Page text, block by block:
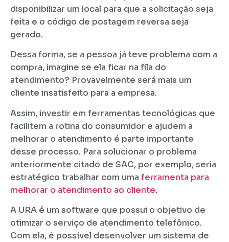
disponibilizar um local para que a solicitação seja
feita e o código de postagem reversa seja
gerado.
Dessa forma, se a pessoa já teve problema com a
compra, imagine se ela ficar na fila do
atendimento? Provavelmente será mais um
cliente insatisfeito para a empresa.
Assim, investir em ferramentas tecnológicas que
facilitem a rotina do consumidor e ajudem a
melhorar o atendimento é parte importante
desse processo. Para solucionar o problema
anteriormente citado de SAC, por exemplo, seria
estratégico trabalhar com uma ferramenta para
melhorar o atendimento ao cliente.
A URA é um software que possui o objetivo de
otimizar o serviço de atendimento telefônico.
Com ela, é possível desenvolver um sistema de